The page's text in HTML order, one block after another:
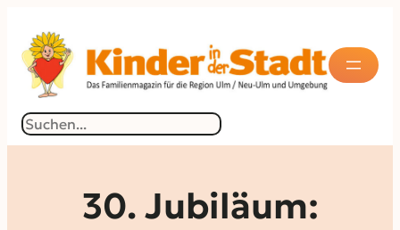
Inhalt
springen
Suchen
30. Jubiläum: